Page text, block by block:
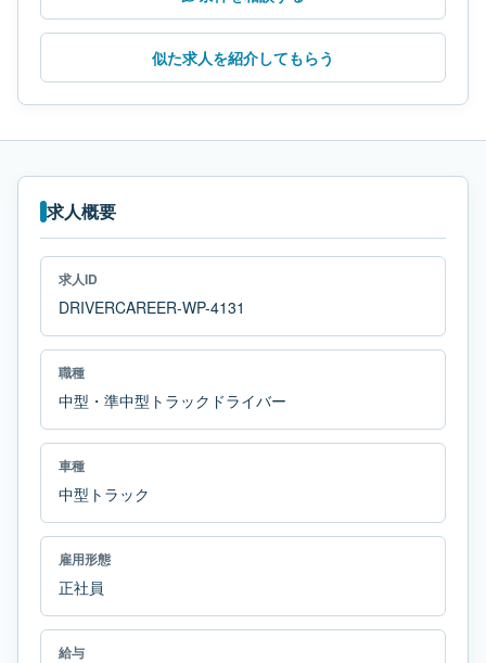
似た求人を紹介してもらう
求人概要
求人ID
DRIVERCAREER-WP-4131
職種
中型・準中型トラックドライバー
車種
中型トラック
雇用形態
正社員
給与